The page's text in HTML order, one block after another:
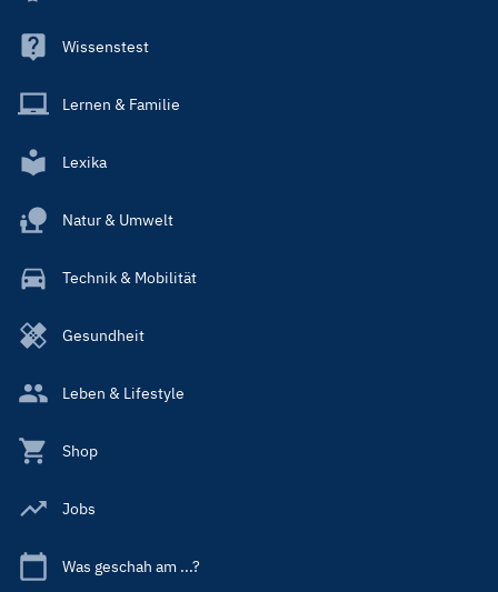
Wissenstest
Lernen & Familie
Lexika
Natur & Umwelt
Technik & Mobilität
Gesundheit
Leben & Lifestyle
Shop
Jobs
Was geschah am ...?